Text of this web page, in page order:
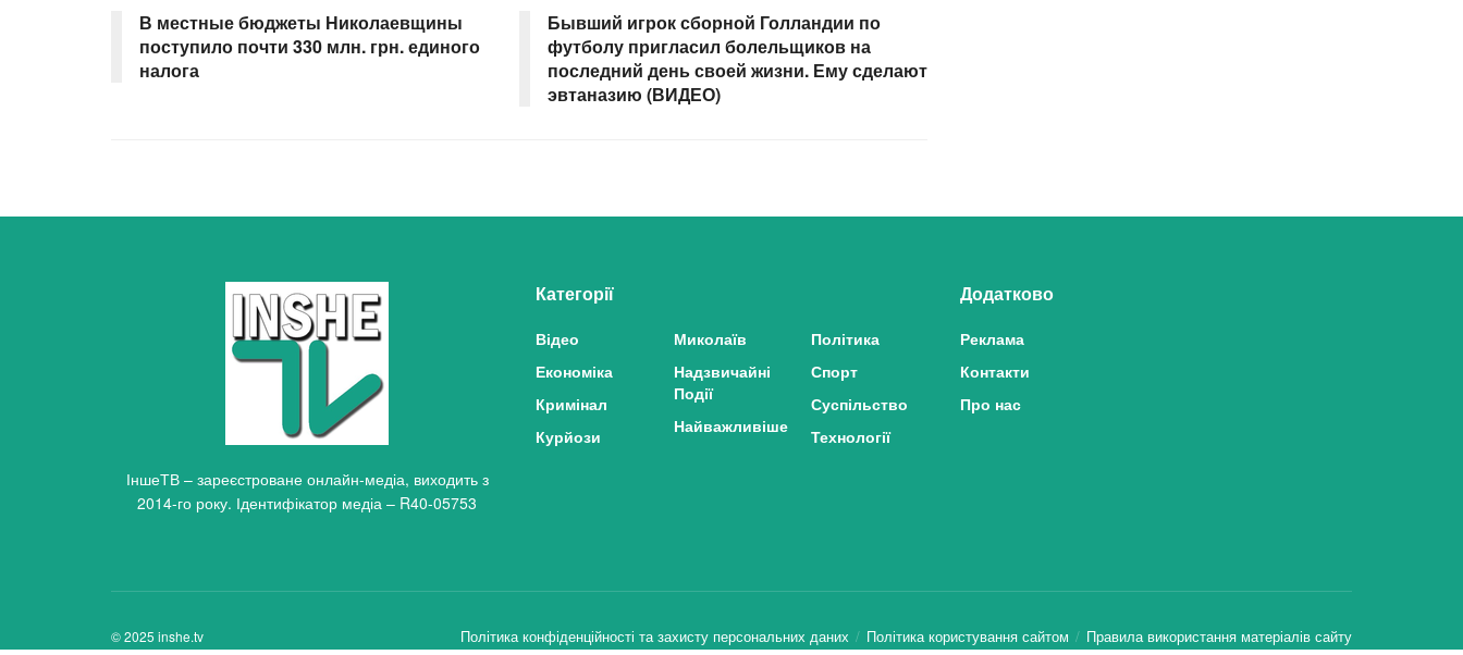
В местные бюджеты Николаевщины
поступило почти 330 млн. грн. единого
налога
Бывший игрок сборной Голландии по
футболу пригласил болельщиков на
последний день своей жизни. Ему сделают
эвтаназию (ВИДЕО)
ІншеТВ – зареєстроване онлайн-медіа, виходить з
2014-го року. Ідентифікатор медіа – R40-05753
Категорії
Відео
Економіка
Кримінал
Курйози
Миколаїв
Надзвичайні
Події
Найважливіше
Політика
Спорт
Суспільство
Технології
Додатково
Реклама
Контакти
Про нас
Політика конфіденційності та захисту персональних даних Політика користування сайтом Правила використання матеріалів сайту
© 2025 inshe.tv